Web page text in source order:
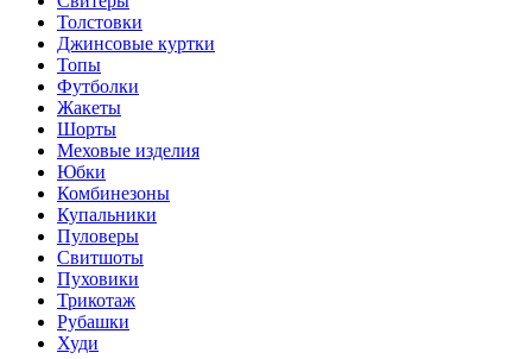
Толстовки
Джинсовые куртки
Топы
Футболки
Жакеты
Шорты
Меховые изделия
Юбки
Комбинезоны
Купальники
Пуловеры
Свитшоты
Пуховики
Трикотаж
Рубашки
Худи